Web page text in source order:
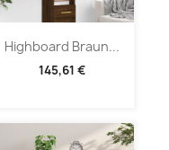
Highboard Braun...
145,61 €